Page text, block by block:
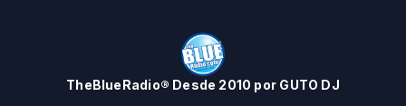
TheBlueRadio® Desde 2010 por GUTO DJ